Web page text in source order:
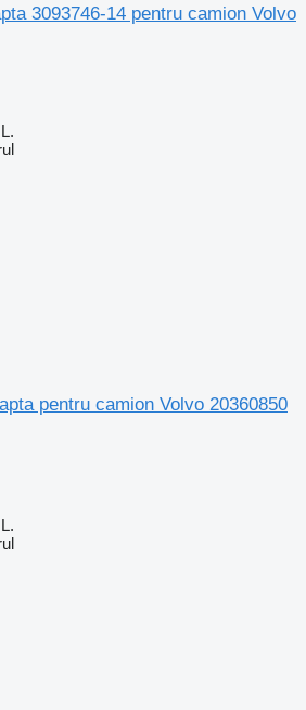
3093746-14 pentru camion Volvo
pentru camion Volvo 20360850